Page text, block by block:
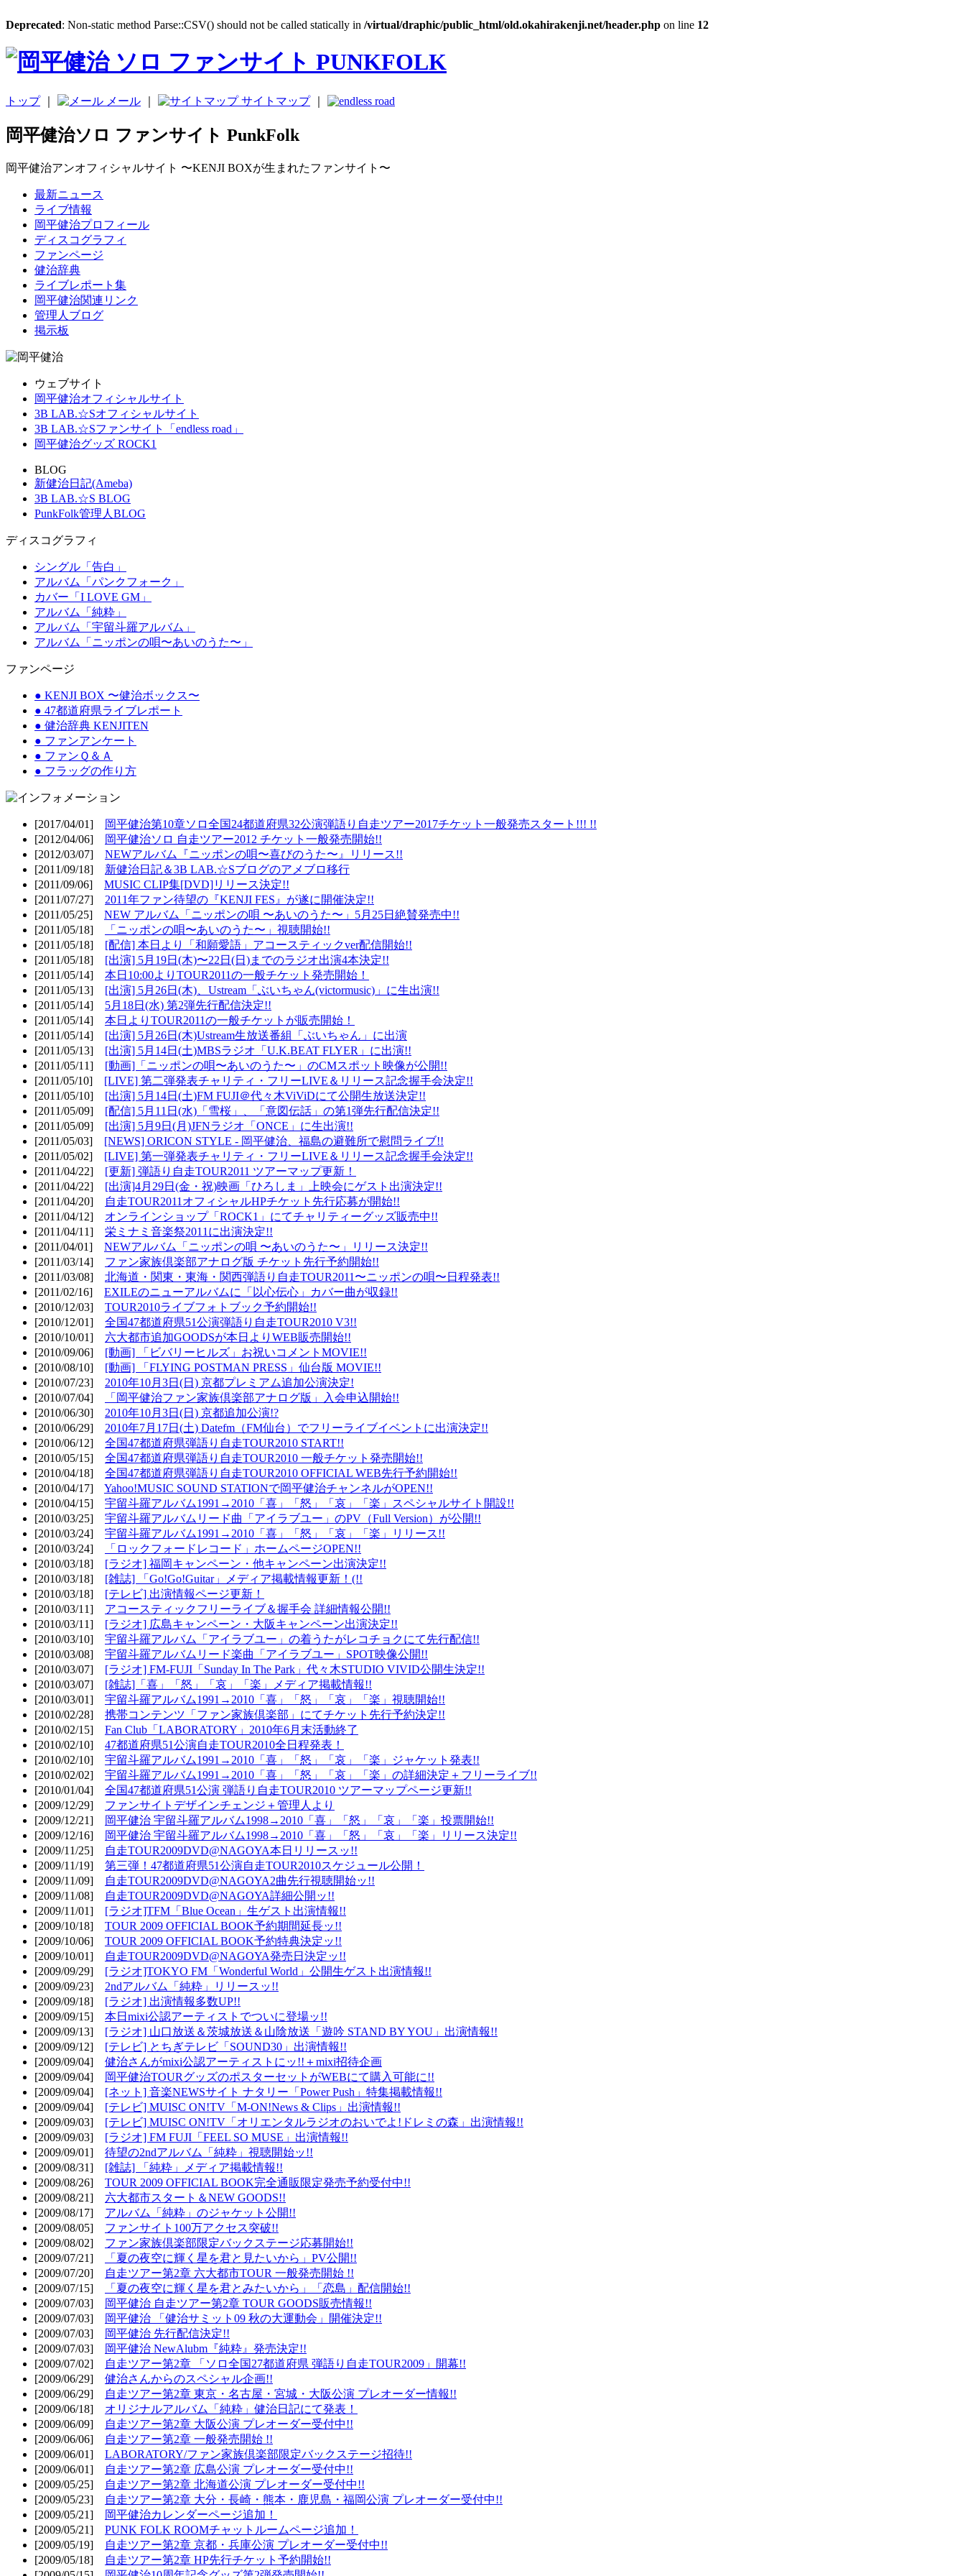
Deprecated: Non-static method Parse::CSV() should not be called statically in /virtual/draphic/public_html/old.okahirakenji.net/header.php on line 12
トップ｜ メール サイトマップ｜
岡平健治ソロ ファンサイト PunkFolk
岡平健治アンオフィシャルサイト 〜KENJI BOXが生まれたファンサイト〜
最新ニュース
ライブ情報
岡平健治プロフィール
ディスコグラフィ
ファンページ
健治辞典
ライブレポート集
岡平健治関連リンク
管理人ブログ
掲示板
ウェブサイト
岡平健治オフィシャルサイト
3B LAB.☆Sオフィシャルサイト
3B LAB.☆Sファンサイト「endless road」
岡平健治グッズ ROCK1
BLOG
新健治日記(Ameba)
3B LAB.☆S BLOG
PunkFolk管理人BLOG
ディスコグラフィ
シングル「告白」
アルバム「パンクフォーク」
カバー「I LOVE GM」
アルバム「純粋」
アルバム「宇留斗羅アルバム」
アルバム「ニッポンの唄〜あいのうた〜」
ファンページ
● KENJI BOX 〜健治ボックス〜
● 47都道府県ライブレポート
● 健治辞典 KENJITEN
● ファンアンケート
● ファンＱ＆Ａ
● フラッグの作り方
[2017/04/01]
岡平健治第10章ソロ全国24都道府県32公演弾語り自走ツアー2017チケット一般発売スタート!!! !!
[2012/04/06]
岡平健治ソロ 自走ツアー2012 チケット一般発売開始!!
[2012/03/07] NEWアルバム『ニッポンの唄〜喜びのうた〜』リリース!!
[2011/09/18] 新健治日記＆3B LAB.☆Sブログのアメブロ移行
[2011/09/06] MUSIC CLIP集[DVD]リリース決定!!
[2011/07/27] 2011年ファン待望の『KENJI FES』が遂に開催決定!!
[2011/05/25] NEW アルバム「ニッポンの唄 〜あいのうた〜」5月25日絶賛発売中!!
[2011/05/18]
「ニッポンの唄〜あいのうた〜」視聴開始!!
[2011/05/18] [配信] 本日より「和願愛語」アコースティックver配信開始!!
[2011/05/18] [出演] 5月19日(木)〜22日(日)までのラジオ出演4本決定!!
[2011/05/14] 本日10:00よりTOUR2011の一般チケット発売開始！
[2011/05/13] [出演] 5月26日(木)、Ustream「ぶいちゃん(victormusic)」に生出演!!
[2011/05/14] 5月18日(水) 第2弾先行配信決定!!
[2011/05/14] 本日よりTOUR2011の一般チケットが販売開始！
[2011/05/14] [出演] 5月26日(木)Ustream生放送番組「ぶいちゃん」に出演
[2011/05/13] [出演] 5月14日(土)MBSラジオ「U.K.BEAT FLYER」に出演!!
[2011/05/11] [動画]「ニッポンの唄〜あいのうた〜」のCMスポット映像が公開!!
[2011/05/10] [LIVE] 第二弾発表チャリティ・フリーLIVE＆リリース記念握手会決定!!
[2011/05/10] [出演] 5月14日(土)FM FUJI＠代々木ViViDにて公開生放送決定!!
[2011/05/09] [配信] 5月11日(水)「雪桜」、「意図伝話」の第1弾先行配信決定!!
[2011/05/09] [出演] 5月9日(月)JFNラジオ「ONCE」に生出演!!
[2011/05/03] [NEWS] ORICON STYLE - 岡平健治、福島の避難所で慰問ライブ!!
[2011/05/02] [LIVE] 第一弾発表チャリティ・フリーLIVE＆リリース記念握手会決定!!
[2011/04/22] [更新] 弾語り自走TOUR2011 ツアーマップ更新！
[2011/04/22] [出演]4月29日(金・祝)映画「ひろしま」上映会にゲスト出演決定!!
[2011/04/20]
自走TOUR2011オフィシャルHPチケット先行応募が開始!!
[2011/04/12] オンラインショップ「ROCK1」にてチャリティーグッズ販売中!!
[2011/04/11] 栄ミナミ音楽祭2011に出演決定!!
[2011/04/01] NEWアルバム「ニッポンの唄 〜あいのうた〜」リリース決定!!
[2011/03/14] ファン家族倶楽部アナログ版 チケット先行予約開始!!
[2011/03/08] 北海道・関東・東海・関西弾語り自走TOUR2011〜ニッポンの唄〜日程発表!!
[2011/02/16] EXILEのニューアルバムに「以心伝心」カバー曲が収録!!
[2010/12/03] TOUR2010ライブフォトブック予約開始!!
[2010/12/01] 全国47都道府県51公演弾語り自走TOUR2010 V3!!
[2010/10/01] 六大都市追加GOODSが本日よりWEB販売開始!!
[2010/09/06] [動画] 「ビバリーヒルズ」お祝いコメントMOVIE!!
[2010/08/10] [動画] 「FLYING POSTMAN PRESS」仙台版 MOVIE!!
[2010/07/23] 2010年10月3日(日) 京都プレミアム追加公演決定!
[2010/07/04]
「岡平健治ファン家族倶楽部アナログ版」入会申込開始!!
[2010/06/30] 2010年10月3日(日) 京都追加公演!?
[2010/06/29] 2010年7月17日(土) Datefm（FM仙台）でフリーライブイベントに出演決定!!
[2010/06/12] 全国47都道府県弾語り自走TOUR2010 START!!
[2010/05/15] 全国47都道府県弾語り自走TOUR2010 一般チケット発売開始!!
[2010/04/18] 全国47都道府県弾語り自走TOUR2010 OFFICIAL WEB先行予約開始!!
[2010/04/17] Yahoo!MUSIC SOUND STATIONで岡平健治チャンネルがOPEN!!
[2010/04/15] 宇留斗羅アルバム1991→2010「喜」「怒」「哀」「楽」スペシャルサイト開設!!
[2010/03/25] 宇留斗羅アルバムリード曲「アイラブユー」のPV（Full Version）が公開!!
[2010/03/24] 宇留斗羅アルバム1991→2010「喜」「怒」「哀」「楽」リリース!!
[2010/03/24]
「ロックフォードレコード」ホームページOPEN!!
[2010/03/18] [ラジオ] 福岡キャンペーン・他キャンペーン出演決定!!
[2010/03/18] [雑誌] 「Go!Go!Guitar」メディア掲載情報更新！(!!
[2010/03/18] [テレビ] 出演情報ページ更新！
[2010/03/11] アコースティックフリーライブ＆握手会 詳細情報公開!!
[2010/03/11] [ラジオ] 広島キャンペーン・大阪キャンペーン出演決定!!
[2010/03/10] 宇留斗羅アルバム「アイラブユー」の着うたがレコチョクにて先行配信!!
[2010/03/08] 宇留斗羅アルバムリード楽曲「アイラブユー」SPOT映像公開!!
[2010/03/07] [ラジオ] FM-FUJI「Sunday In The Park」代々木STUDIO VIVID公開生決定!!
[2010/03/07] [雑誌]「喜」「怒」「哀」「楽」メディア掲載情報!!
[2010/03/01] 宇留斗羅アルバム1991→2010「喜」「怒」「哀」「楽」視聴開始!!
[2010/02/28] 携帯コンテンツ「ファン家族倶楽部」にてチケット先行予約決定!!
[2010/02/15] Fan Club「LABORATORY」2010年6月末活動終了
[2010/02/10] 47都道府県51公演自走TOUR2010全日程発表！
[2010/02/10] 宇留斗羅アルバム1991→2010「喜」「怒」「哀」「楽」ジャケット発表!!
[2010/02/02] 宇留斗羅アルバム1991→2010「喜」「怒」「哀」「楽」の詳細決定＋フリーライブ!!
[2010/01/04] 全国47都道府県51公演 弾語り自走TOUR2010 ツアーマップページ更新!!
[2009/12/29] ファンサイトデザインチェンジ＋管理人より
[2009/12/21]
岡平健治 宇留斗羅アルバム1998→2010「喜」「怒」「哀」「楽」投票開始!!
[2009/12/16]
岡平健治 宇留斗羅アルバム1998→2010「喜」「怒」「哀」「楽」リリース決定!!
[2009/11/25]
自走TOUR2009DVD@NAGOYA本日リリースッ!!
[2009/11/19] 第三弾！47都道府県51公演自走TOUR2010スケジュール公開！
[2009/11/09]
自走TOUR2009DVD@NAGOYA2曲先行視聴開始ッ!!
[2009/11/08]
自走TOUR2009DVD@NAGOYA詳細公開ッ!!
[2009/11/01] [ラジオ]TFM「Blue Ocean」生ゲスト出演情報!!
[2009/10/18] TOUR 2009 OFFICIAL BOOK予約期間延長ッ!!
[2009/10/06] TOUR 2009 OFFICIAL BOOK予約特典決定ッ!!
[2009/10/01]
自走TOUR2009DVD@NAGOYA発売日決定ッ!!
[2009/09/29] [ラジオ]TOKYO FM「Wonderful World」公開生ゲスト出演情報!!
[2009/09/23] 2ndアルバム「純粋」リリースッ!!
[2009/09/18] [ラジオ] 出演情報多数UP!!
[2009/09/15] 本日mixi公認アーティストでついに登場ッ!!
[2009/09/13] [ラジオ] 山口放送＆茨城放送＆山陰放送「遊吟 STAND BY YOU」出演情報!!
[2009/09/12] [テレビ] とちぎテレビ「SOUND30」出演情報!!
[2009/09/04] 健治さんがmixi公認アーティストにッ!!＋mixi招待企画
[2009/09/04]
岡平健治TOURグッズのポスターセットがWEBにて購入可能に!!
[2009/09/04] [ネット] 音楽NEWSサイト ナタリー「Power Push」特集掲載情報!!
[2009/09/04] [テレビ] MUISC ON!TV「M-ON!News & Clips」出演情報!!
[2009/09/03] [テレビ] MUISC ON!TV「オリエンタルラジオのおいでよ!ドレミの森」出演情報!!
[2009/09/03] [ラジオ] FM FUJI「FEEL SO MUSE」出演情報!!
[2009/09/01] 待望の2ndアルバム「純粋」視聴開始ッ!!
[2009/08/31] [雑誌] 「純粋」メディア掲載情報!!
[2009/08/26] TOUR 2009 OFFICIAL BOOK完全通販限定発売予約受付中!!
[2009/08/21] 六大都市スタート＆NEW GOODS!!
[2009/08/17] アルバム「純粋」のジャケット公開!!
[2009/08/05] ファンサイト100万アクセス突破!!
[2009/08/02] ファン家族倶楽部限定バックステージ応募開始!!
[2009/07/21]
「夏の夜空に輝く星を君と見たいから」PV公開!!
[2009/07/20]
自走ツアー第2章 六大都市TOUR 一般発売開始 !!
[2009/07/15]
「夏の夜空に輝く星を君とみたいから」「恋島」配信開始!!
[2009/07/03]
岡平健治 自走ツアー第2章 TOUR GOODS販売情報!!
[2009/07/03]
岡平健治 「健治サミット09 秋の大運動会」開催決定!!
[2009/07/03]
岡平健治 先行配信決定!!
[2009/07/03]
岡平健治 NewAlubm『純粋』発売決定!!
[2009/07/02]
自走ツアー第2章 「ソロ全国27都道府県 弾語り自走TOUR2009」開幕!!
[2009/06/29] 健治さんからのスペシャル企画!!
[2009/06/29]
自走ツアー第2章 東京・名古屋・宮城・大阪公演 プレオーダー情報!!
[2009/06/18] オリジナルアルバム「純粋」健治日記にて発表！
[2009/06/09]
自走ツアー第2章 大阪公演 プレオーダー受付中!!
[2009/06/06]
自走ツアー第2章 一般発売開始 !!
[2009/06/01] LABORATORY/ファン家族倶楽部限定バックステージ招待!!
[2009/06/01]
自走ツアー第2章 広島公演 プレオーダー受付中!!
[2009/05/25]
自走ツアー第2章 北海道公演 プレオーダー受付中!!
[2009/05/23]
自走ツアー第2章 大分・長崎・熊本・鹿児島・福岡公演 プレオーダー受付中!!
[2009/05/21]
岡平健治カレンダーページ追加！
[2009/05/21] PUNK FOLK ROOMチャットルームページ追加！
[2009/05/19]
自走ツアー第2章 京都・兵庫公演 プレオーダー受付中!!
[2009/05/18]
自走ツアー第2章 HP先行チケット予約開始!!